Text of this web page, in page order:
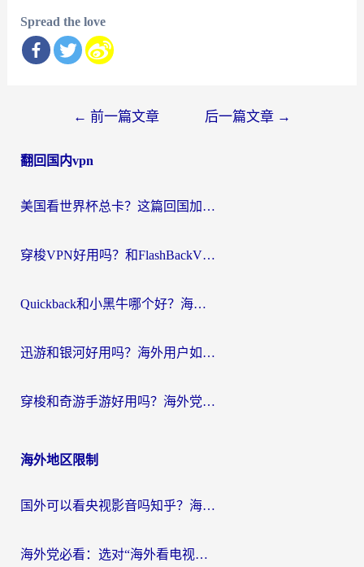
Spread the love
导
← 前一篇文章 后一篇文章 →
翻回国内vpn
美国看世界杯总卡？这篇回国加速器指南帮你无缝刷国内资源（附苹果手机VPN设置步骤）
穿梭VPN好用吗？和FlashBackVPN对比哪个回国效果更好？
Quickback和小黑牛哪个好？海外党亲测指南，选对回国加速器秒回国内
迅游和银河好用吗？海外用户如何选择回国加速器实现无缝访问国内资源
穿梭和奇游手游好用吗？海外党亲测3款回国加速器，附蜜蜂加速器七天试用攻略
海外地区限制
国外可以看央视影音吗知乎？海外党亲测有效的回国加速方案
海外党必看：选对“海外看电视剧软件”，再也不用愁国内剧刷不了